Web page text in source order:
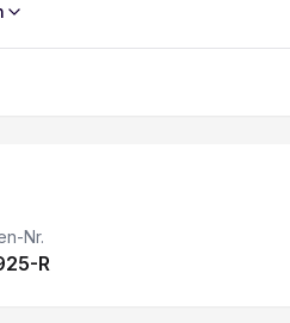
Innenspiegel
Tagfahrlicht
Elektronisches Stabilitätsprogramm
Nr.
R